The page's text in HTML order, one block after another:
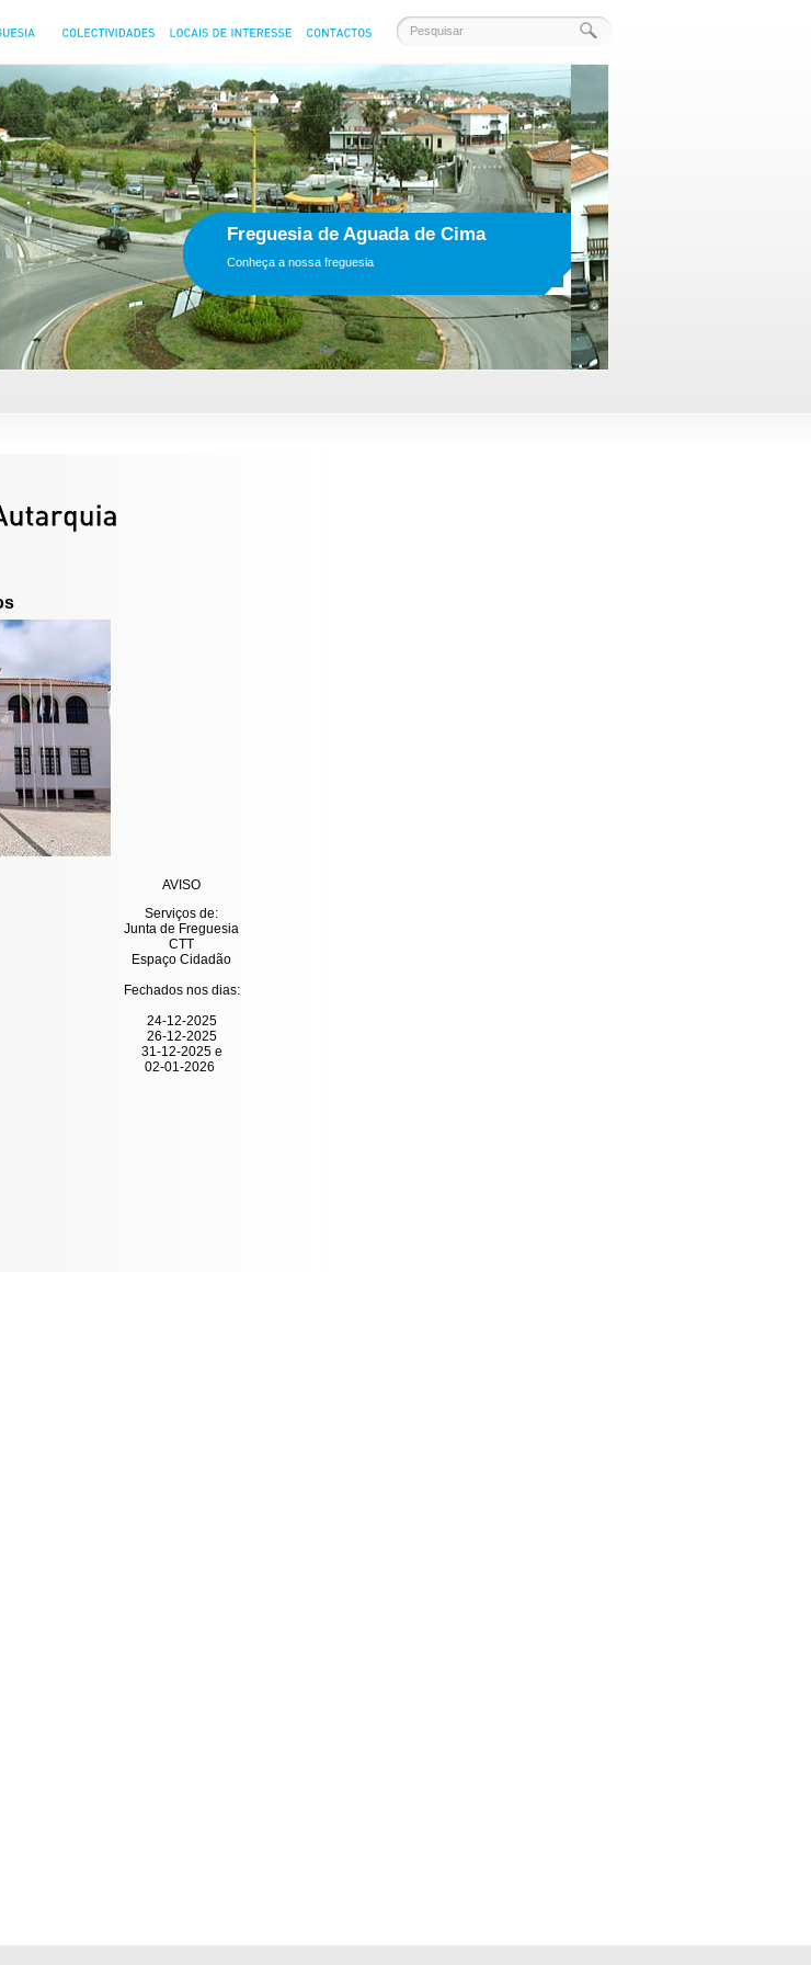
Inscrições
XXII aniversário da Vila de Aguada de Cima
AVISO
Serviços de:
Junta de Freguesia
CTT
Espaço Cidadão
Fechados nos dias:
24-12-2025
26-12-2025
31-12-2025 e
02-01-2026